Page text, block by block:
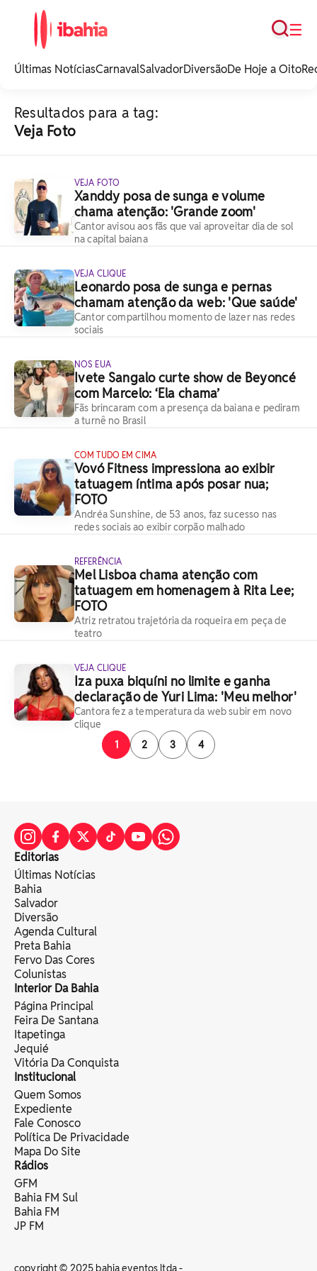
noticias e
☰
Busca
Últimas NotíciasCarnavalSalvadorDiversãoDe Hoje a Oito
Resultados para a tag:
Veja Foto
VEJA FOTO
Xanddy posa de sunga e volume
chama atenção: 'Grande zoom'
Cantor avisou aos fãs que vai aproveitar dia de sol
na capital baiana
VEJA CLIQUE
Leonardo posa de sunga e pernas
chamam atenção da web: 'Que saúde'
Cantor compartilhou momento de lazer nas redes
sociais
NOS EUA
Ivete Sangalo curte show de Beyoncé
com Marcelo: ‘Ela chama’
Fãs brincaram com a presença da baiana e pediram
a turnê no Brasil
COM TUDO EM CIMA
Vovó Fitness impressiona ao exibir
tatuagem íntima após posar nua;
FOTO
Andréa Sunshine, de 53 anos, faz sucesso nas
redes sociais ao exibir corpão malhado
REFERÊNCIA
Mel Lisboa chama atenção com
tatuagem em homenagem à Rita Lee;
FOTO
Atriz retratou trajetória da roqueira em peça de
teatro
VEJA CLIQUE
Iza puxa biquíni no limite e ganha
declaração de Yuri Lima: 'Meu melhor'
Cantora fez a temperatura da web subir em novo
clique
1
2 3 4
Editorias
Últimas Notícias
Bahia
Salvador
Diversão
Agenda Cultural
Preta Bahia
Fervo Das Cores
Colunistas
Interior Da Bahia
Página Principal
Feira De Santana
Itapetinga
Jequié
Vitória Da Conquista
Institucional
Quem Somos
Expediente
Fale Conosco
Política De Privacidade
Mapa Do Site
Rádios
GFM
Bahia FM Sul
Bahia FM
JP FM
copyright © 2025 bahia eventos ltda -